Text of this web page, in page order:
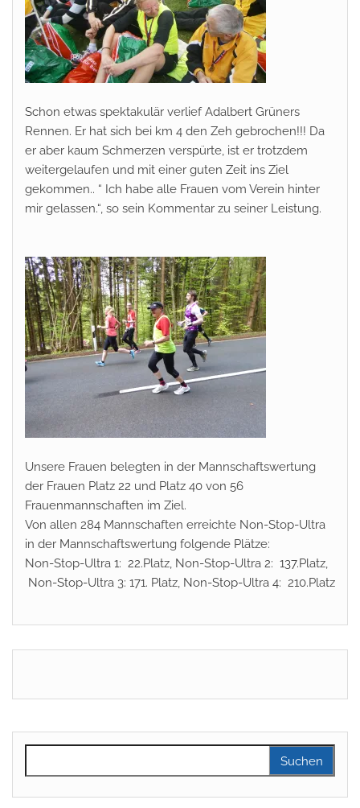
Schon etwas spektakulär verlief Adalbert Grüners
Rennen. Er hat sich bei km 4 den Zeh gebrochen!!! Da
er aber kaum Schmerzen verspürte, ist er trotzdem
weitergelaufen und mit einer guten Zeit ins Ziel
gekommen.. “ Ich habe alle Frauen vom Verein hinter
mir gelassen.“, so sein Kommentar zu seiner Leistung.
Unsere Frauen belegten in der Mannschaftswertung
der Frauen Platz 22 und Platz 40 von 56
Frauenmannschaften im Ziel.
Von allen 284 Mannschaften erreichte Non-Stop-Ultra
in der Mannschaftswertung folgende Plätze:
Non-Stop-Ultra 1: 22.Platz, Non-Stop-Ultra 2: 137.Platz,
Non-Stop-Ultra 3: 171. Platz, Non-Stop-Ultra 4: 210.Platz